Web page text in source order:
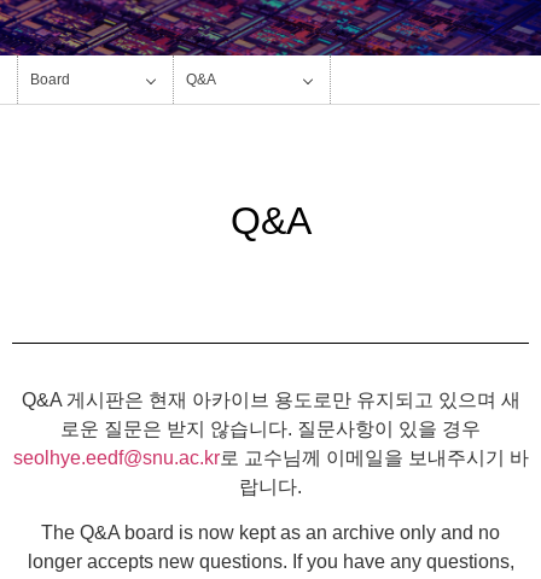
Board Q&A
Q&A
Q&A 게시판은 현재 아카이브 용도로만 유지되고 있으며 새
로운 질문은 받지 않습니다. 질문사항이 있을 경우
seolhye.eedf@snu.ac.kr로 교수님께 이메일을 보내주시기 바
랍니다.
The Q&A board is now kept as an archive only and no
longer accepts new questions. If you have any questions,